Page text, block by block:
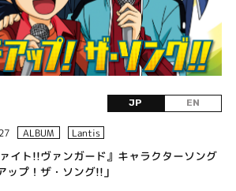
JP EN
ALBUM Lantis
イト!!ヴァンガード』キャラクターソング
ップ！ザ・ソング!!」